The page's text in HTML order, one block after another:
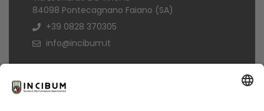
84098 Pontecagnano Faiano (SA)
+39 0828 370305
info@incibum.it
Informazioni